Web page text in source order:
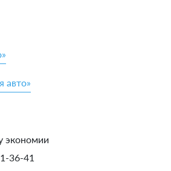
авто»
экономии
36-41